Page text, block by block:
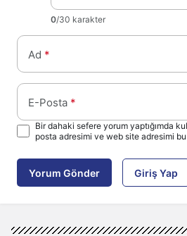
0/30 karakter
Ad *
E-Posta *
Bir dahaki sefere yorum yaptığımda
posta adresimi ve web site adresimi
Yorum Gönder Giriş Yap